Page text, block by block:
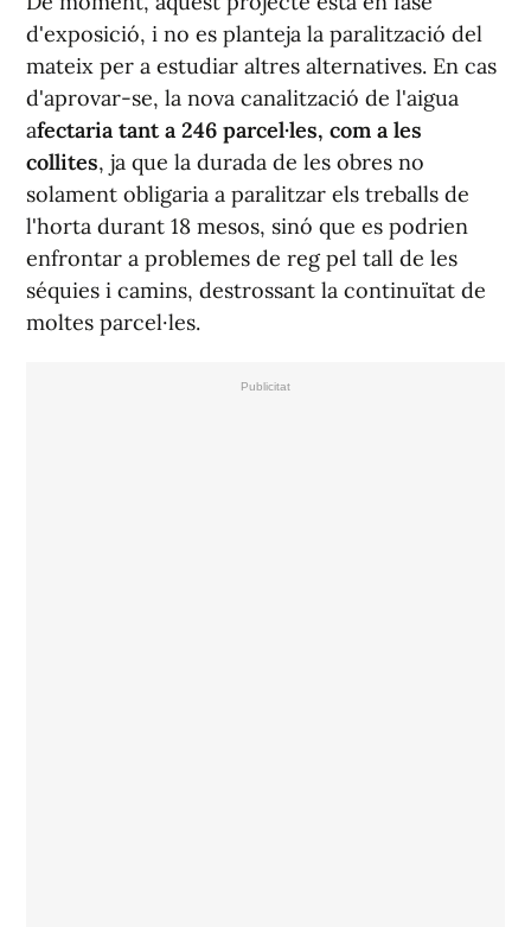
d'exposició, i no es planteja la paralització del
mateix per a estudiar altres alternatives. En cas
d'aprovar-se, la nova canalització de l'aigua
afectaria tant a 246 parcel·les, com a les
collites, ja que la durada de les obres no
solament obligaria a paralitzar els treballs de
l'horta durant 18 mesos, sinó que es podrien
enfrontar a problemes de reg pel tall de les
séquies i camins, destrossant la continuïtat de
moltes parcel·les.